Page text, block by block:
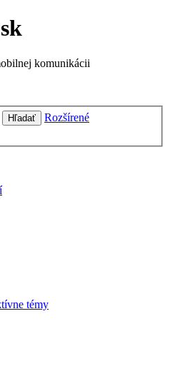
komunikácii
Hľadať
Rozšírené
témy